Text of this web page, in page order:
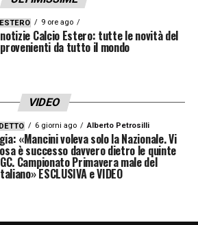
9 ore ago
Calcio Estero: tutte le novità del
da tutto il mondo
VIDEO
6 giorni ago Alberto Petrosilli
«Mancini voleva solo la Nazionale. Vi
è successo davvero dietro le quinte
Campionato Primavera male del
ESCLUSIVA e VIDEO